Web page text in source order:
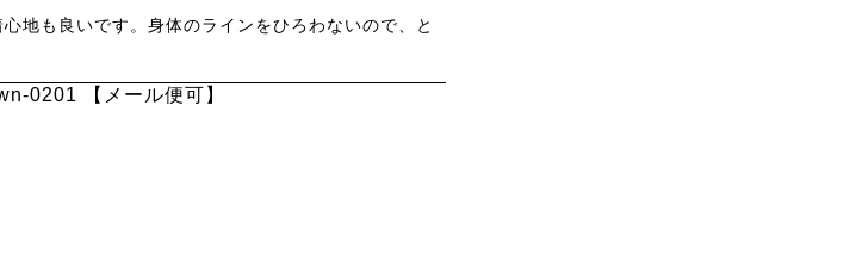
地も良いです。身体のラインをひろわないので、と
0201 【メール便可】